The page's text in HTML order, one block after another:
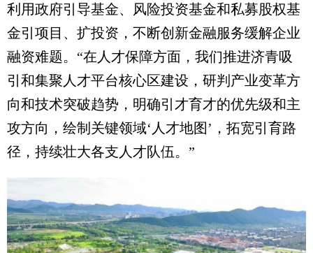
利用政府引导基金、风险投资基金和私募股权基
金引项目、扩投资，不断创新金融服务缓解企业
融资难题。“在人才保障方面，我们推进济青吸
引和集聚人才平台核心区建设，研判产业变革方
向和技术突破趋势，明确引才育才的优先级和主
攻方向，绘制关键领域‘人才地图’，拓宽引育路
径，持续壮大各支人才队伍。”